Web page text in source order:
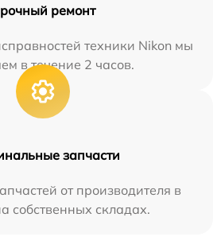
ремонт
техники Nikon мы
в течение 2 часов.
запчасти
от производителя в
собственных складах.